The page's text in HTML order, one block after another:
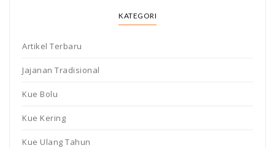
KATEGORI
Artikel Terbaru
Jajanan Tradisional
Kue Bolu
Kue Kering
Kue Ulang Tahun